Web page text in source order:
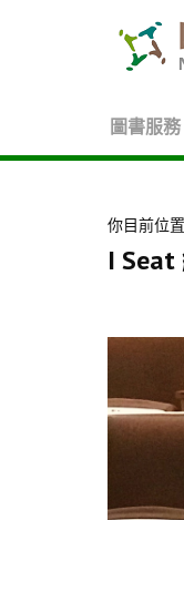
圖書服務
你目前位
I